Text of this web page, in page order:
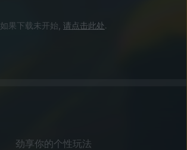
如果下载未开始, 请点击此处.
劲享你的个性玩法